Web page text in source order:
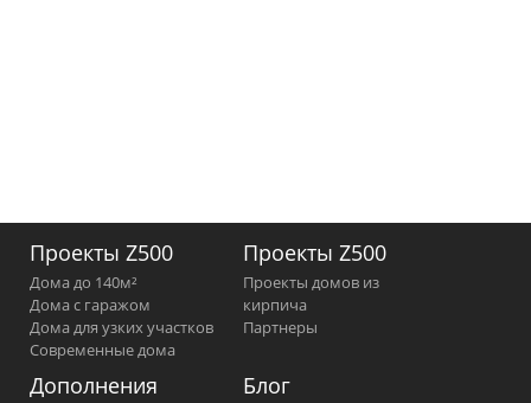
Проекты Z500
Дома до 140м²
Дома с гаражом
Дома для узких участков
Современные дома
Проекты Z500
Проекты домов из
кирпича
Партнеры
Дополнения Блог